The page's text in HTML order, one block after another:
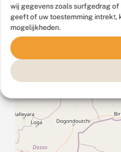
wij gegevens zoals surfgedrag of
geeft of uw toestemming intrekt,
mogelijkheden.